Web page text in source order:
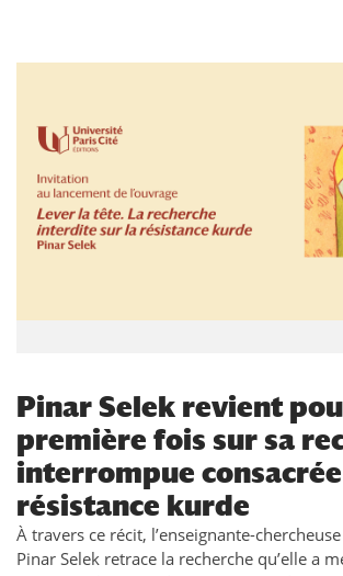
Pinar Selek revient
première fois sur sa
interrompue
résistance kurde
À travers ce récit, l’enseignante-
Pinar Selek retrace la recherche qu’elle a